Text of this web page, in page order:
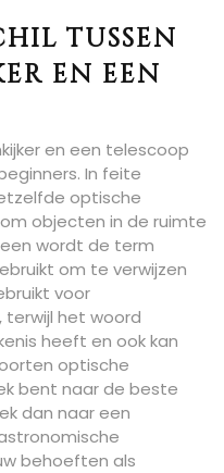
tussen
en een
en een telescoop
In feite
optische
objecten in de ruimte
wordt de term
om te verwijzen
voor
het woord
heeft en ook kan
optische
bent naar de beste
dan naar een
behoeften als